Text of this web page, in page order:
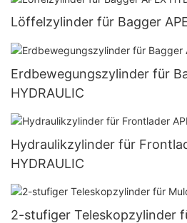
Löffelzylinder für Bagger
Erdbewegungszylinder für
HYDRAULIC
Hydraulikzylinder für
HYDRAULIC
2-stufiger Teleskopzylinder